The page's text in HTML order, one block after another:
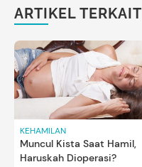
ARTIKEL TERKAIT
KEHAMILAN
Muncul Kista Saat Hamil,
Haruskah Dioperasi?